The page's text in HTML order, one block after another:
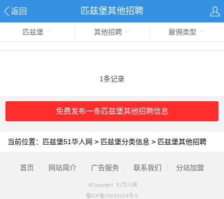
返回 匹兹堡其他招聘
匹兹堡 其他招聘 雇佣类型
1条记录
免费发布一条匹兹堡其他招聘信息
当前位置： 匹兹堡51华人网 > 匹兹堡分类信息 > 匹兹堡其他招聘
首页 网站简介 广告服务 联系我们 分站加盟
©Copyright 51华人网
蜀ICP备15015314号-5